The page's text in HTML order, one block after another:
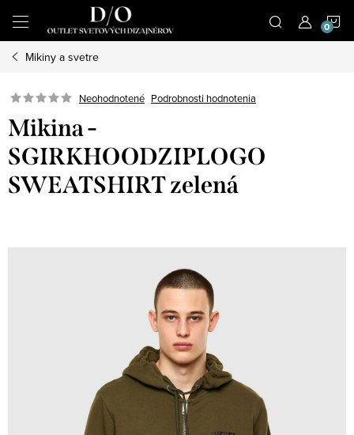
obsah
Mikiny a svetre
Neohodnotené Podrobnosti hodnotenia
Mikina -
SGIRKHOODZIPLOGO
SWEATSHIRT zelená